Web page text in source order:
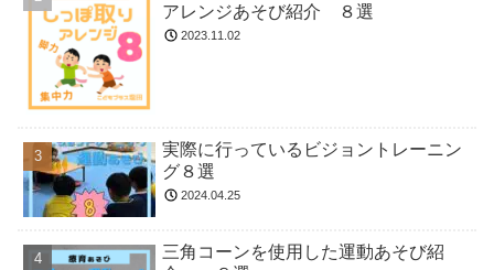
アレンジあそび紹介 ８選
2023.11.02
実際に行っているビジョントレーニン
グ８選
2024.04.25
三角コーンを使用した運動あそび紹